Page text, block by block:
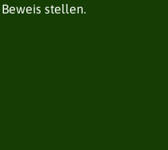
stellen.